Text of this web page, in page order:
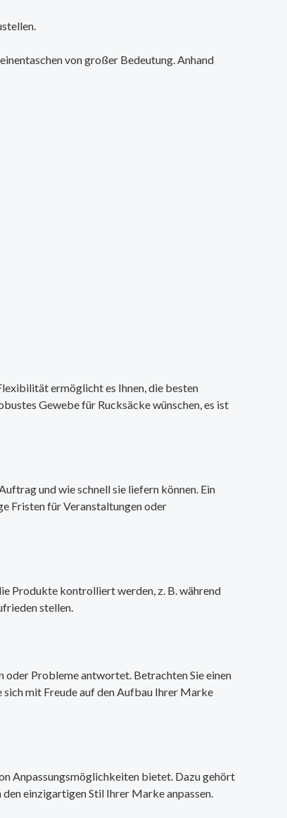
von großer Bedeutung. Anhand
ermöglicht es Ihnen, die besten
Gewebe für Rucksäcke wünschen, es ist
und wie schnell sie liefern können. Ein
Fristen für Veranstaltungen oder
Produkte kontrolliert werden, z. B. während
stellen.
oder Probleme antwortet. Betrachten Sie einen
mit Freude auf den Aufbau Ihrer Marke
Anpassungsmöglichkeiten bietet. Dazu gehört
einzigartigen Stil Ihrer Marke anpassen.